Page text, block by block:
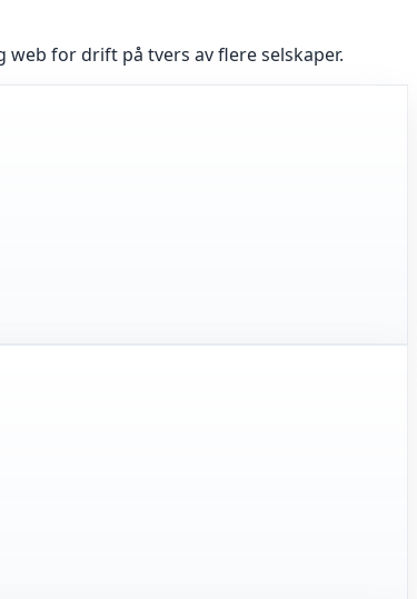
for drift på tvers av flere selskaper.